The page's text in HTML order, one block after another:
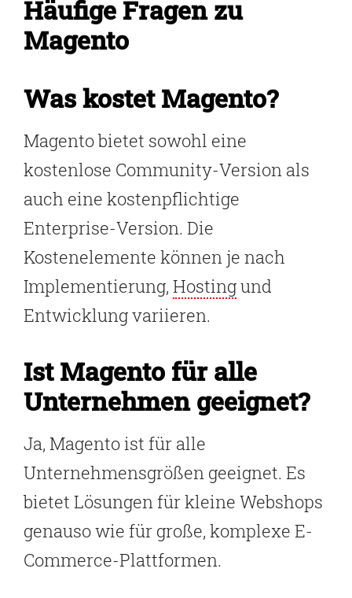
Häufige Fragen zu
Magento
Was kostet Magento?
Magento bietet sowohl eine
kostenlose Community-Version als
auch eine kostenpflichtige
Enterprise-Version. Die
Kostenelemente können je nach
Implementierung, Hostingund
Entwicklung variieren.
Ist Magento für alle
Unternehmen geeignet?
Ja, Magento ist für alle
Unternehmensgrößen geeignet. Es
bietet Lösungen für kleine Webshops
genauso wie für große, komplexe E-
Commerce-Plattformen.